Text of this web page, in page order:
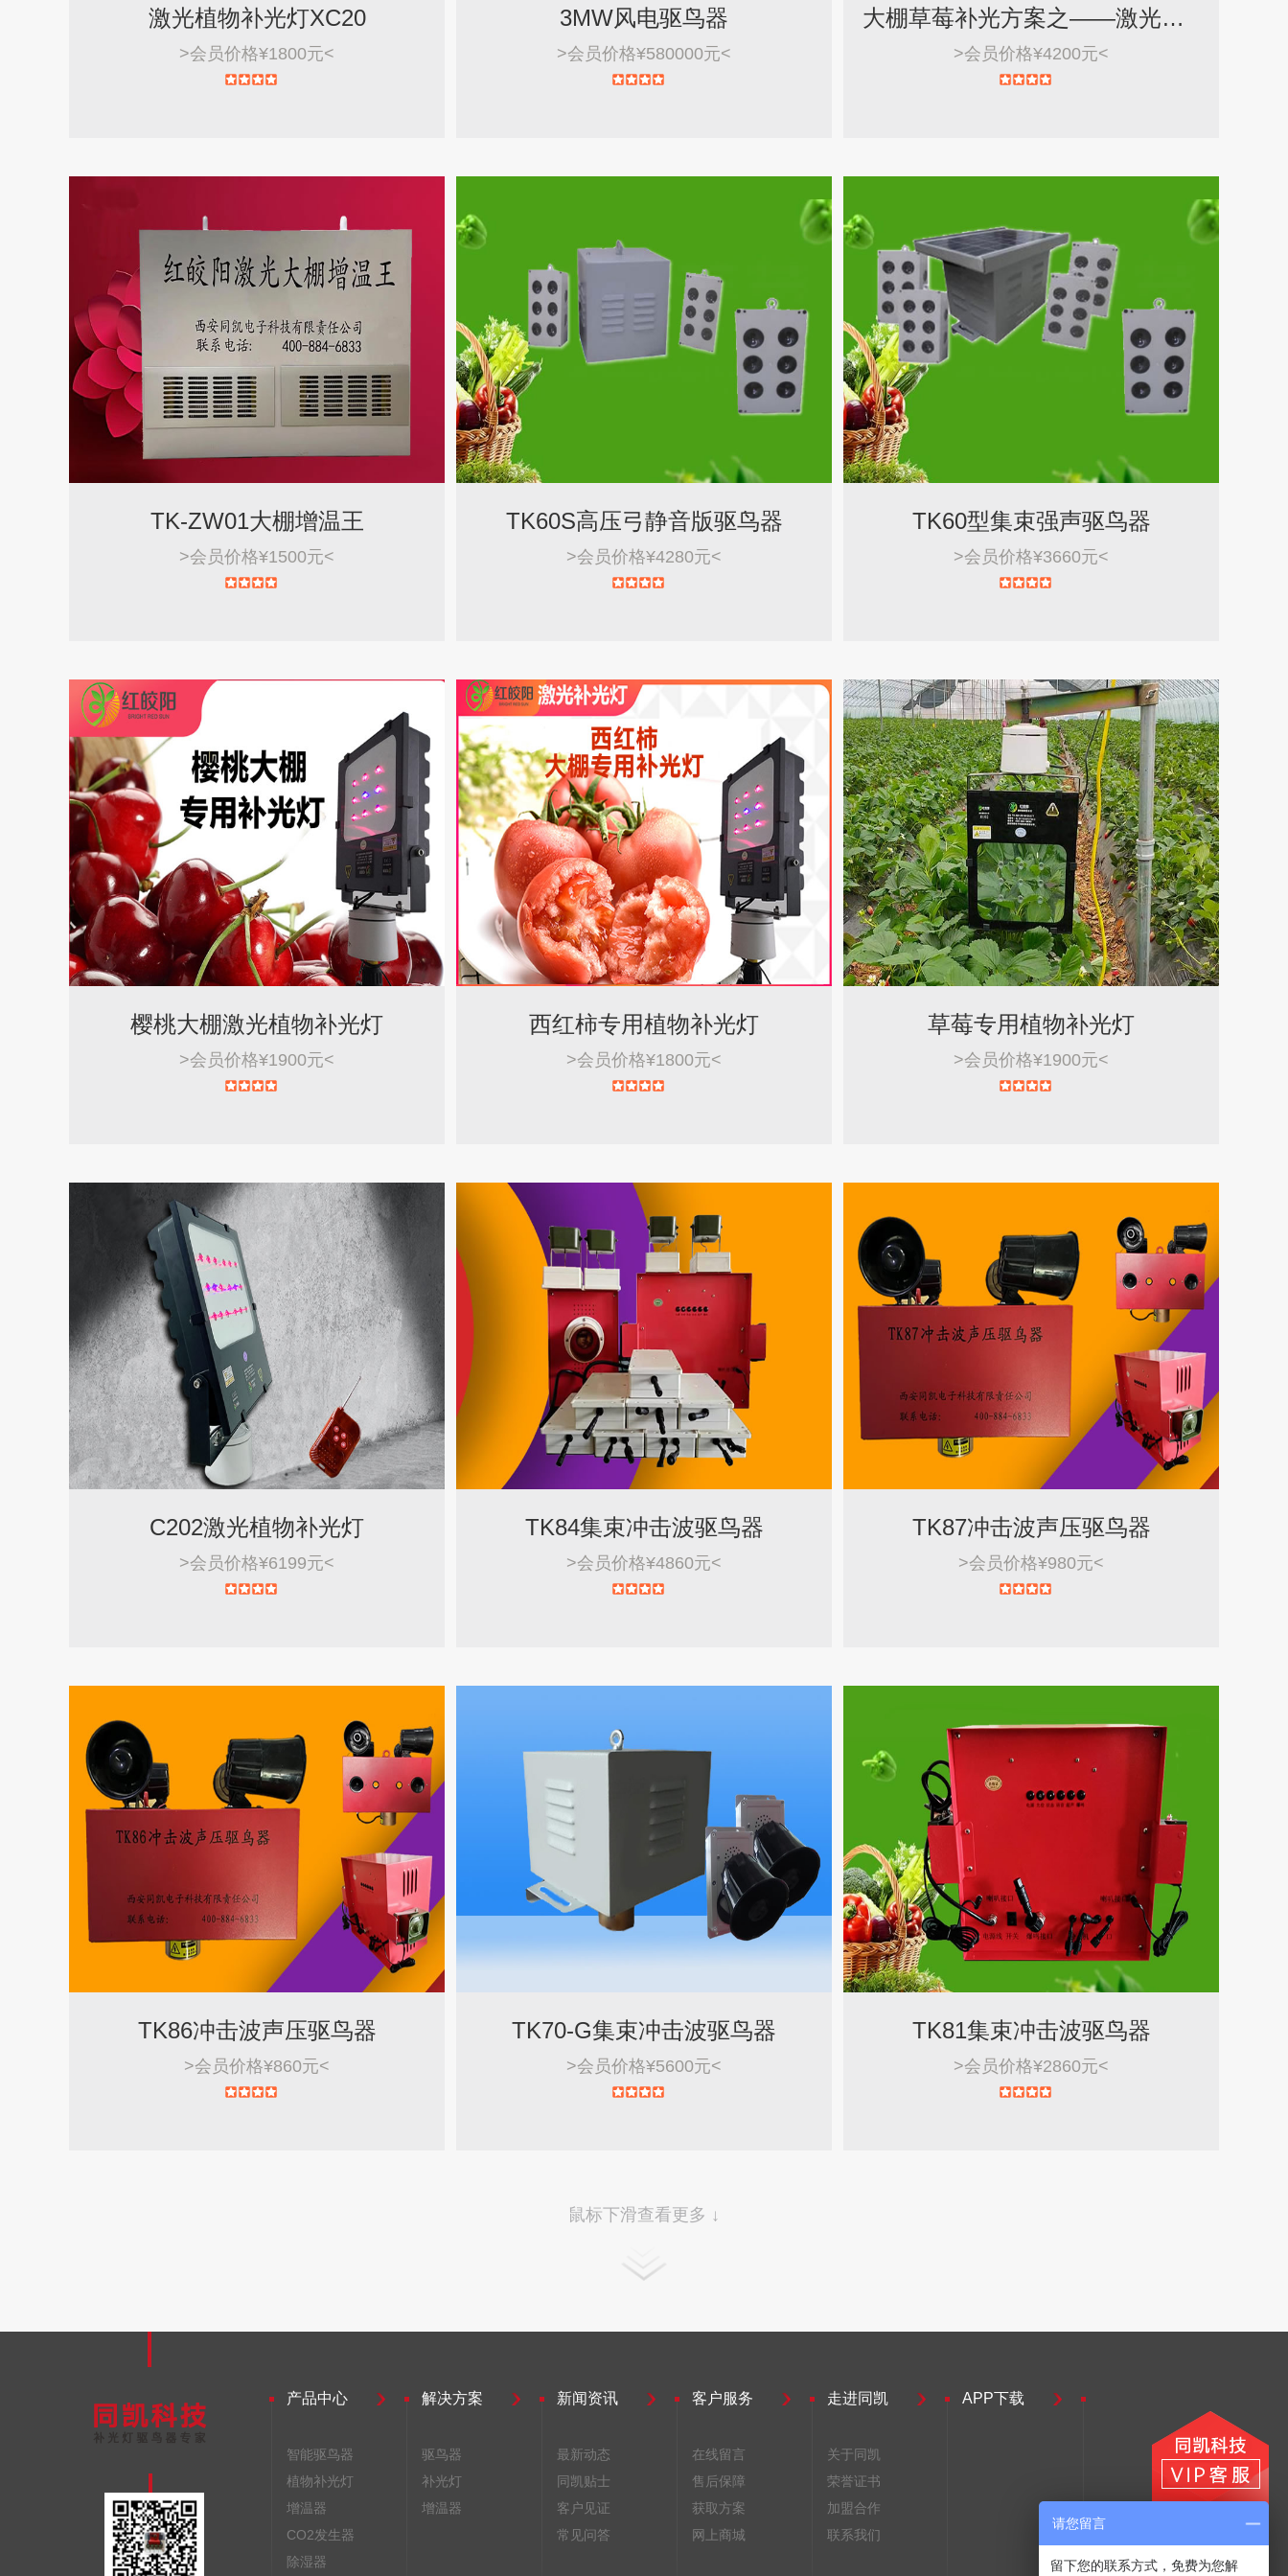
激光植物补光灯XC20
>会员价格¥1800元<
3MW风电驱鸟器
>会员价格¥580000元<
大棚草莓补光方案之——激光植物生长灯
>会员价格¥4200元<
TK-ZW01大棚增温王
>会员价格¥1500元<
TK60S高压弓静音版驱鸟器
>会员价格¥4280元<
TK60型集束强声驱鸟器
>会员价格¥3660元<
樱桃大棚激光植物补光灯
>会员价格¥1900元<
西红柿专用植物补光灯
>会员价格¥1800元<
草莓专用植物补光灯
>会员价格¥1900元<
C202激光植物补光灯
>会员价格¥6199元<
TK84集束冲击波驱鸟器
>会员价格¥4860元<
TK87冲击波声压驱鸟器
>会员价格¥980元<
TK86冲击波声压驱鸟器
>会员价格¥860元<
TK70-G集束冲击波驱鸟器
>会员价格¥5600元<
TK81集束冲击波驱鸟器
>会员价格¥2860元<
鼠标下滑查看更多 ↓
产品中心
智能驱鸟器
植物补光灯
增温器
CO2发生器
除湿器
解决方案
驱鸟器
补光灯
增温器
新闻资讯
最新动态
同凯贴士
客户见证
常见问答
客户服务
在线留言
售后保障
获取方案
网上商城
走进同凯
关于同凯
荣誉证书
加盟合作
联系我们
APP下载
请您留言
留下您的联系方式，免费为您解